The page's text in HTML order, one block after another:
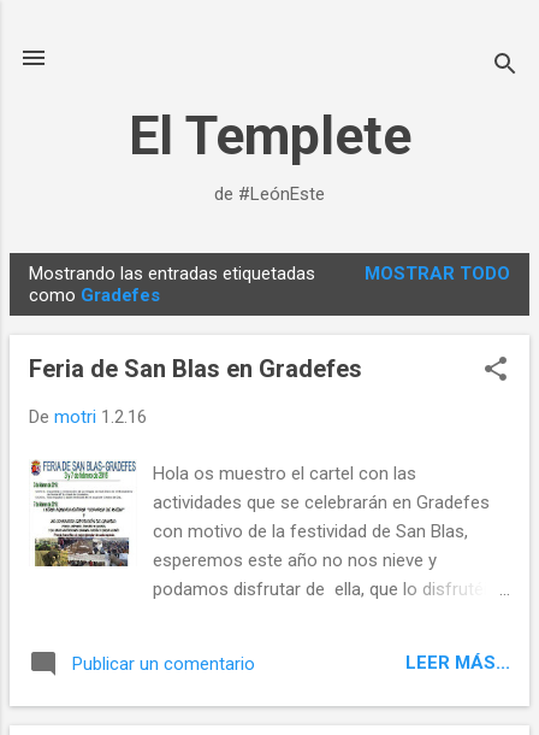
El Templete
de #LeónEste
n
Mostrando las entradas etiquetadas
como Gradefes
MOSTRAR TODO
Feria de San Blas en Gradefes
De motri 1.2.16
Hola os muestro el cartel con las
actividades que se celebrarán en Gradefes
con motivo de la festividad de San Blas,
esperemos este año no nos nieve y
podamos disfrutar de ella, que lo disfrutéis,
@templeteORG Twittear Seguir a
@templeteORG
Publicar un comentario LEER MÁS...